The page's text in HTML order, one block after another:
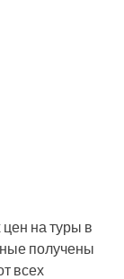
на туры в
получены
всех